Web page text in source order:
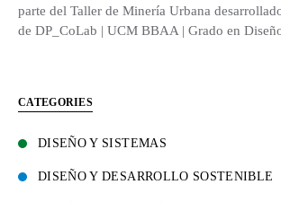
parte del Taller de Minería Urbana
de DP_CoLab | UCM BBAA | Grado en
CATEGORIES
DISEÑO Y SISTEMAS
DISEÑO Y DESARROLLO SOSTENIBLE